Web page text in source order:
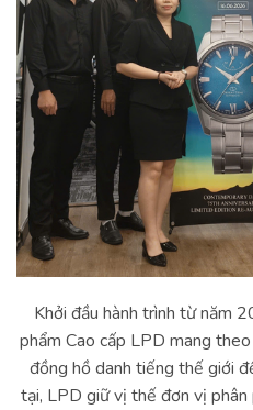
Khởi đầu hành trình từ năm
phẩm Cao cấp LPD mang
đồng hồ danh tiếng thế giới
tại, LPD giữ vị thế đơn vị phân